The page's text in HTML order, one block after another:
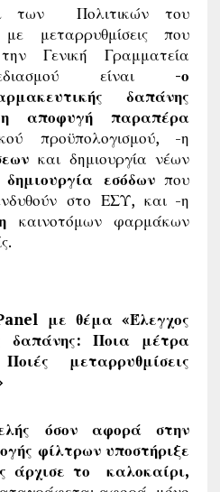
των Πολιτικών του
μεταρρυθμίσεις που
Γενική Γραμματεία
είναι -ο
δαπάνης
αποφυγή παραπέρα
προϋπολογισμού, -η
και δημιουργία νέων
εσόδωνπου
στο ΕΣΥ, και -η
καινοτόμων φαρμάκων
με θέμα «Έλεγχος
δαπάνης: Ποια μέτρα
μεταρρυθμίσεις
όσον αφορά στην
φίλτρων υποστήριξε
άρχισε το καλοκαίρι,